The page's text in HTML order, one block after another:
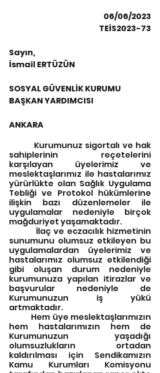
06/06/2023
TEİS2023-73
Sayın,
İsmail ERTÜZÜN
SOSYAL GÜVENLİK KURUMU
BAŞKAN YARDIMCISI
ANKARA
Kurumunuz sigortalı ve hak
sahiplerinin reçetelerini
karşılayan üyelerimiz ve
meslektaşlarımız ile hastalarımız
yürürlükte olan Sağlık Uygulama
Tebliği ve Protokol hükümlerine
ilişkin bazı düzenlemeler ile
uygulamalar nedeniyle birçok
mağduriyet yaşamaktadır.
sunumunu olumsuz etkileyen bu
uygulamalardan üyelerimiz ve
hastalarımız olumsuz etkilendiği
gibi oluşan durum nedeniyle
kurumunuza yapılan itirazlar ve
başvurular nedeniyle de
Kurumunuzun iş yükü
artmaktadır.
hem hastalarımızın hem de
Kurumunuzun yaşadığı
olumsuzlukların ortadan
kaldırılması için Sendikamızın
Kamu Kurumları Komisyonu